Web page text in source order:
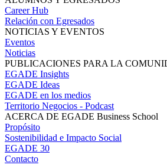
Career Hub
Relación con Egresados
NOTICIAS Y EVENTOS
Eventos
Noticias
PUBLICACIONES PARA LA
EGADE Insights
EGADE Ideas
EGADE en los medios
Territorio Negocios - Podcast
ACERCA DE EGADE Business School
Propósito
Sostenibilidad e Impacto Social
EGADE 30
Contacto